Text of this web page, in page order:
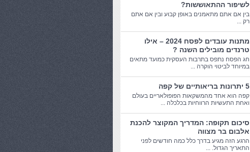
לשיפור ההתאוששות?
בין אם אתם מתאמנים באופן קבוע ובין אם אתם
רק ...
מתנות עובדים לפסח 2024 – אילו
טרנדים מובילים השנה ?
חג הפסח נתפס בתרבות העסקית כמועד מתאים
במיוחד לביטוי הוקרה ...
5 יתרונות בריאותיים של קפה
קפה הוא אחד מהמשקאות הפופולאריים בעולם
ואחת התעשיות הרווחיות בכלכלה ...
סיכום תקופה: המדריך המקוצר להכנת
אלבום בר מצווה
הרגע הזה מגיע בדרך כלל כמה חודשים לפני
התאריך הגדול. ...